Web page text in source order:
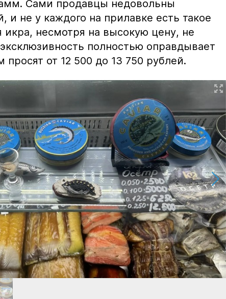
Сами продавцы недовольны
и не у каждого на прилавке есть такое
икра, несмотря на высокую цену, не
полностью оправдывает
от 12 500 до 13 750 рублей.